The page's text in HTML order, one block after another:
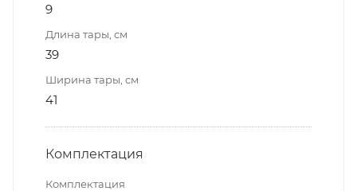
9
Длина тары, см
39
Ширина тары, см
41
Комплектация
Комплектация